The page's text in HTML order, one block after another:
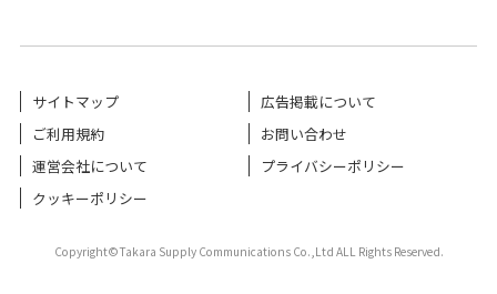
サイトマップ
広告掲載について
ご利用規約
お問い合わせ
運営会社について
プライバシーポリシー
クッキーポリシー
Copyright©Takara Supply Communications Co.,Ltd ALL Rights Reserved.